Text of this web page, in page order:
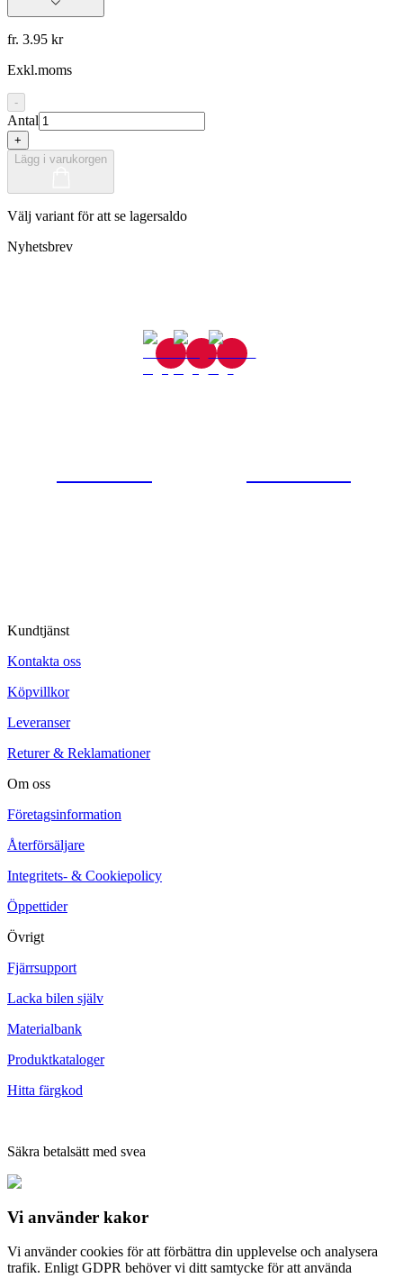
fr. 3.95 kr
Exkl.moms
-
Antal
+
Lägg i varukorgen
Välj variant för att se lagersaldo
Nyhetsbrev
Kundtjänst
Kontakta oss
Köpvillkor
Leveranser
Returer & Reklamationer
Om oss
Företagsinformation
Återförsäljare
Integritets- & Cookiepolicy
Öppettider
Övrigt
Fjärrsupport
Lacka bilen själv
Materialbank
Produktkataloger
Hitta färgkod
Säkra betalsätt med svea
Vi använder kakor
Vi använder cookies för att förbättra din upplevelse och analysera
trafik. Enligt GDPR behöver vi ditt samtycke för att använda